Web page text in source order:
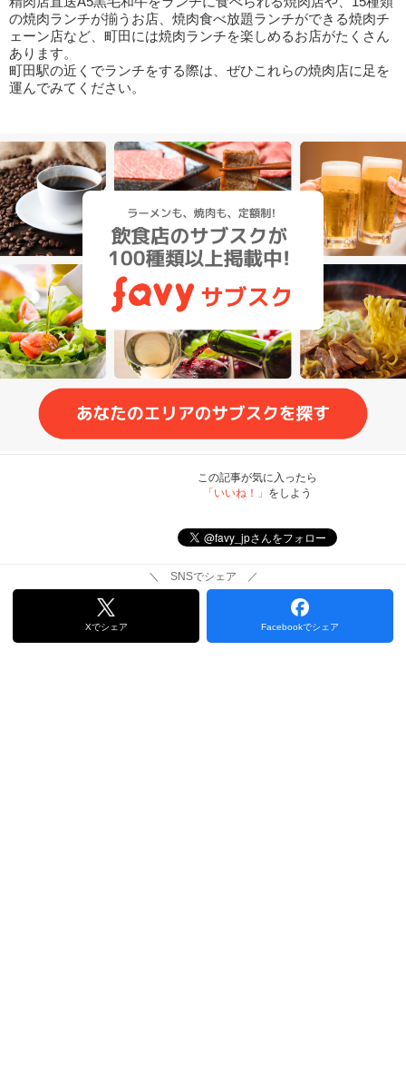
の焼肉ランチが揃うお店、焼肉食べ放題ランチができる焼肉チ
ェーン店など、町田には焼肉ランチを楽しめるお店がたくさん
あります。
町田駅の近くでランチをする際は、ぜひこれらの焼肉店に足を
運んでみてください。
この記事が気に入ったら
「いいね！」 をしよう
＼ SNSでシェア ／
Xでシェア Facebookでシェア